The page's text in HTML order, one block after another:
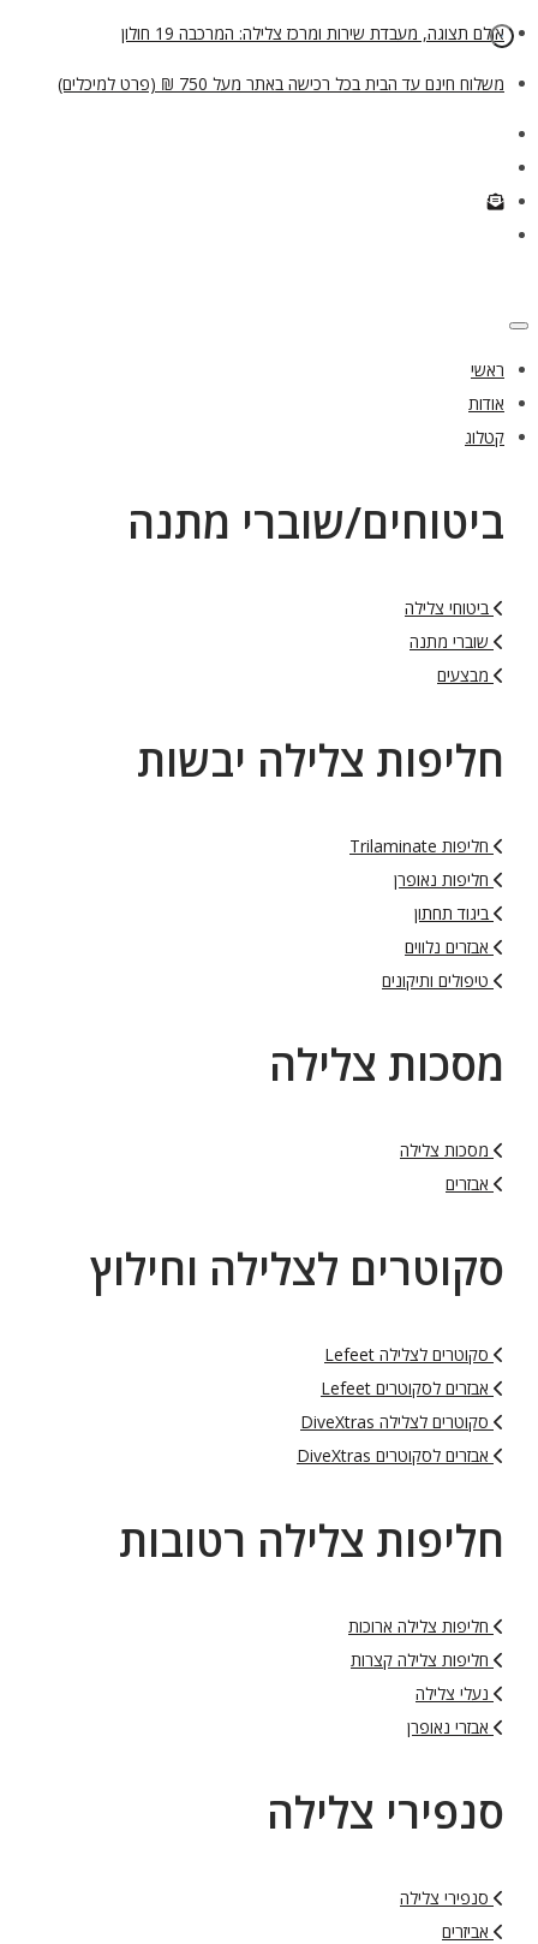
אולם תצוגה, מעבדת שירות ומרכז צלילה: המרכבה 19 חולון
משלוח חינם עד הבית בכל רכישה באתר מעל 750 ₪ (פרט למיכלים)
ראשי
אודות
קטלוג
ביטוחים/שוברי מתנה
ביטוחי צלילה
שוברי מתנה
מבצעים
חליפות צלילה יבשות
חליפות Trilaminate
חליפות נאופרן
ביגוד תחתון
אבזרים נלווים
טיפולים ותיקונים
מסכות צלילה
מסכות צלילה
אבזרים
סקוטרים לצלילה וחילוץ
סקוטרים לצלילה Lefeet
אבזרים לסקוטרים Lefeet
סקוטרים לצלילה DiveXtras
אבזרים לסקוטרים DiveXtras
חליפות צלילה רטובות
חליפות צלילה ארוכות
חליפות צלילה קצרות
נעלי צלילה
אבזרי נאופרן
סנפירי צלילה
סנפירי צלילה
אביזרים